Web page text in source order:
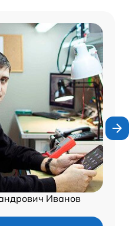
Иванов